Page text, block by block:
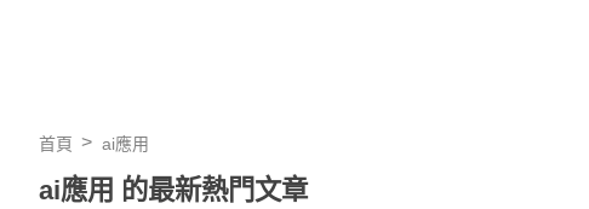
首頁 ai應用
ai應用 的最新熱門文章